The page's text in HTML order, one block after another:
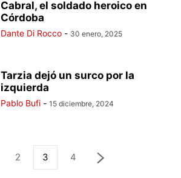
Cabral, el soldado heroico en
Córdoba
Dante Di Rocco - 30 enero, 2025
Tarzia dejó un surco por la
izquierda
Pablo Bufi - 15 diciembre, 2024
2 3 4